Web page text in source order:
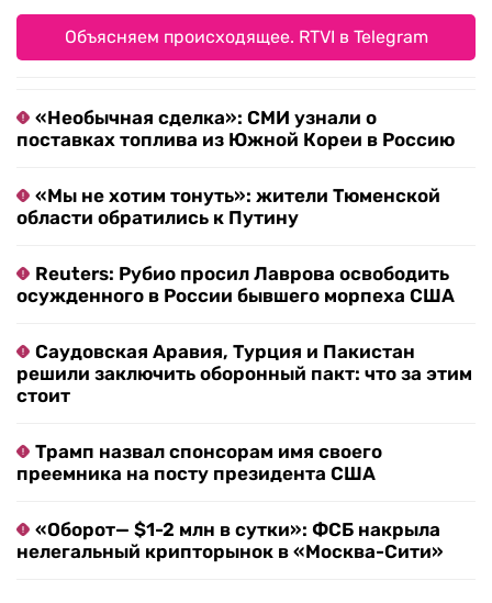
Объясняем происходящее. RTVI в Telegram
«Необычная сделка»: СМИ узнали о
поставках топлива из Южной Кореи в Россию
«Мы не хотим тонуть»: жители Тюменской
области обратились к Путину
Reuters: Рубио просил Лаврова освободить
осужденного в России бывшего морпеха США
Саудовская Аравия, Турция и Пакистан
решили заключить оборонный пакт: что за этим
стоит
Трамп назвал спонсорам имя своего
преемника на посту президента США
«Оборот— $1-2 млн в сутки»: ФСБ накрыла
нелегальный крипторынок в «Москва-Сити»